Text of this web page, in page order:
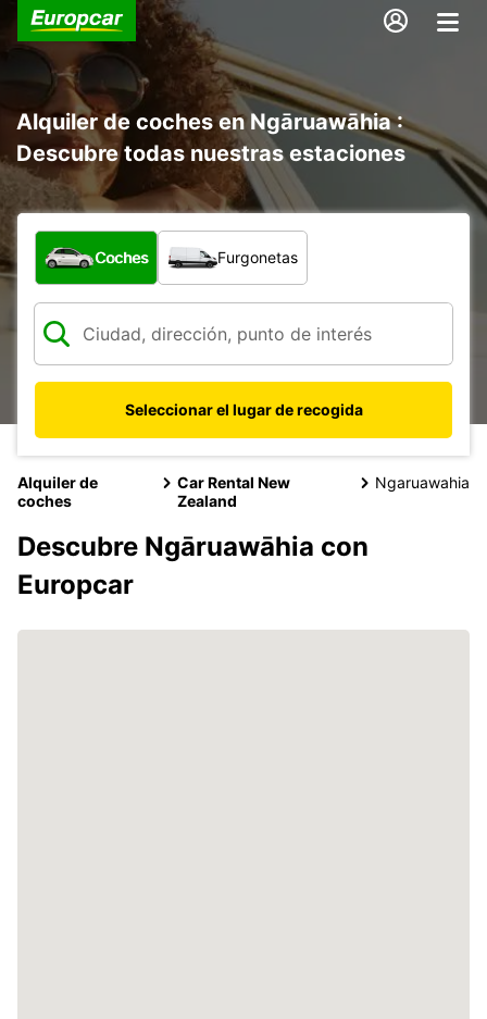
Alquiler de coches en Ngāruawāhia :
Descubre todas nuestras estaciones
¿Qué tipo de vehículo?
Coches Furgonetas
Seleccionar el lugar de recogida
Alquiler de
coches
Car Rental New
Zealand
Ngaruawahia
Descubre Ngāruawāhia con
Europcar